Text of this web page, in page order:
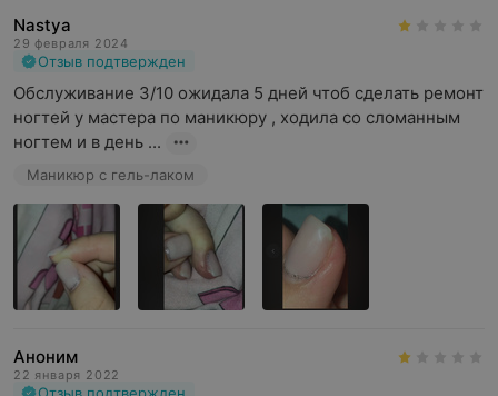
Nastya
29 февраля 2024
Отзыв подтвержден
Обслуживание 3/10 ожидала 5 дней чтоб сделать ремонт
ногтей у мастера по маникюру , ходила со сломанным
ногтем и в день ...
Маникюр с гель-лаком
Аноним
22 января 2022